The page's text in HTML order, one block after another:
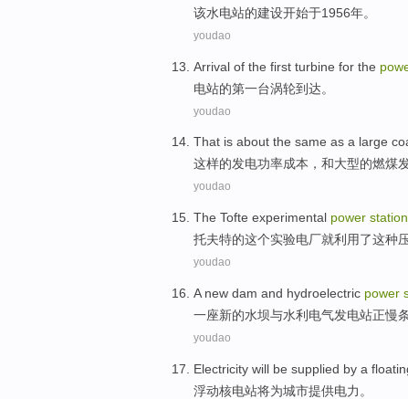
该水电站的建设开始于1956年。
youdao
Arrival of the first turbine for the
电站的第一台涡轮到达。
youdao
That is about the same as a large
这样的发电功率成本， 和大型的燃煤
youdao
The Tofte experimental power station
托夫特的这个实验电厂就利用了这种
youdao
A new dam and hydroelectric power
一座新的水坝与水利 电气发电站正慢
youdao
Electricity will be supplied by a
浮动核电站将为城市提供电力 。